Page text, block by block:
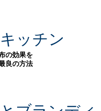
ッチン
の効果を
良の方法